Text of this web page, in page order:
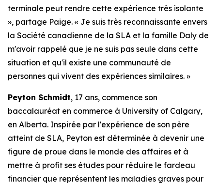
terminale peut rendre cette expérience très isolante
», partage Paige. « Je suis très reconnaissante envers
la Société canadienne de la SLA et la famille Daly de
m'avoir rappelé que je ne suis pas seule dans cette
situation et qu'il existe une communauté de
personnes qui vivent des expériences similaires. »
Peyton Schmidt, 17 ans, commence son
baccalauréat en commerce à University of Calgary,
en Alberta. Inspirée par l'expérience de son père
atteint de SLA, Peyton est déterminée à devenir une
figure de proue dans le monde des affaires et à
mettre à profit ses études pour réduire le fardeau
financier que représentent les maladies graves pour